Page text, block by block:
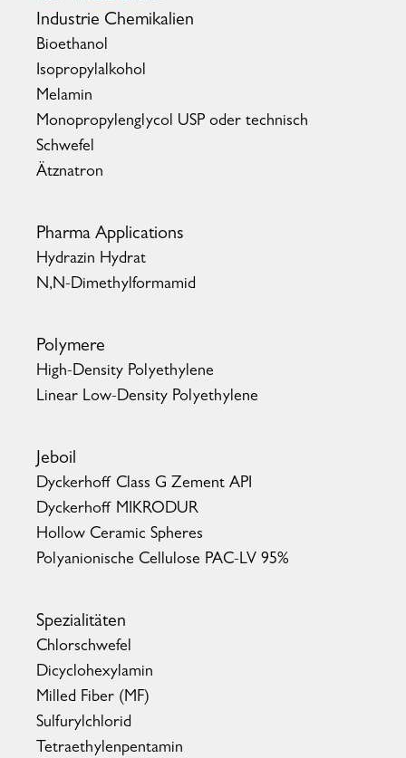
Industrie Chemikalien
Bioethanol
Isopropylalkohol
Melamin
Monopropylenglycol USP oder technisch
Schwefel
Ätznatron
Pharma Applications
Hydrazin Hydrat
N,N-Dimethylformamid
Polymere
High-Density Polyethylene
Linear Low-Density Polyethylene
Jeboil
Dyckerhoff Class G Zement API
Dyckerhoff MIKRODUR
Hollow Ceramic Spheres
Polyanionische Cellulose PAC-LV 95%
Spezialitäten
Chlorschwefel
Dicyclohexylamin
Milled Fiber (MF)
Sulfurylchlorid
Tetraethylenpentamin